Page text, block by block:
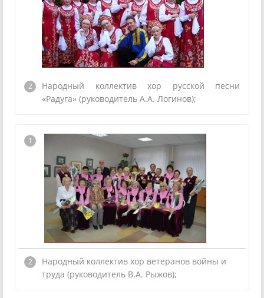
Народный коллектив хор русской песни
«Радуга» (руководитель А.А. Логинов);
Народный коллектив хор ветеранов войны и
труда (руководитель В.А. Рыжов);